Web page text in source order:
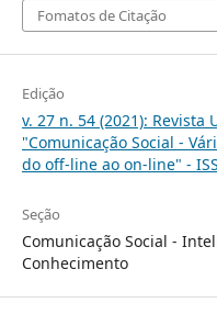
Fomatos de Citação
Edição
v. 27 n. 54 (2021): Revista
"Comunicação Social -
do off-line ao on-line" -
Seção
Comunicação Social -
Conhecimento